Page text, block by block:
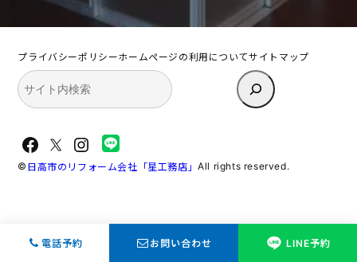
プライバシーポリシーホームページの利用についてサイトマップ
検
索
Facebook
X Instagram
© 日高市のリフォーム会社「星工務店」All rights reserved.
電話予約 お問い合わせ LINE予約